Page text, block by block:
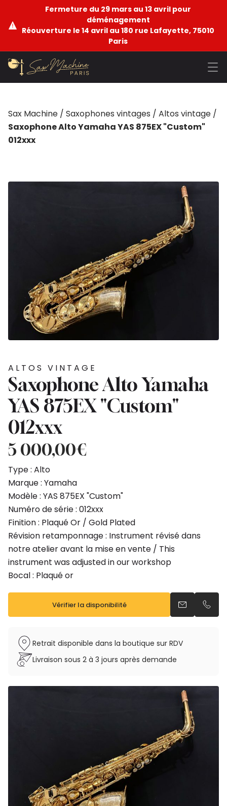
Fermeture du 29 mars au 13 avril pour
déménagement
Réouverture le 14 avril au 180 rue Lafayette, 75010
Paris
Sax Machine / Saxophones vintages / Altos vintage /
Saxophone Alto Yamaha YAS 875EX "Custom"
012xxx
ALTOS VINTAGE
Saxophone Alto Yamaha
YAS 875EX "Custom"
012xxx
5 000,00€
Type : Alto
Marque : Yamaha
Modèle : YAS 875EX "Custom"
Numéro de série : 012xxx
Finition : Plaqué Or / Gold Plated
Révision retamponnage : Instrument révisé dans
notre atelier avant la mise en vente / This
instrument was adjusted in our workshop
Bocal : Plaqué or
Vérifier la disponibilité Envoyer un
Retrait disponible dans la boutique sur RDV
Livraison sous 2 à 3 jours après demande